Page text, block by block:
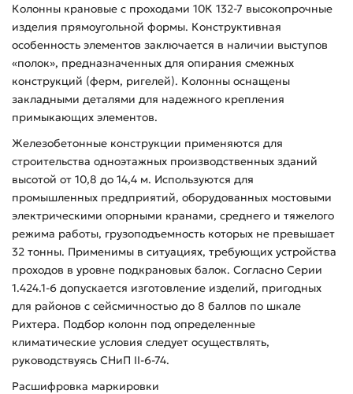
Колонны крановые с проходами 10К 132-7 высокопрочные
изделия прямоугольной формы. Конструктивная
особенность элементов заключается в наличии выступов
«полок», предназначенных для опирания смежных
конструкций (ферм, ригелей). Колонны оснащены
закладными деталями для надежного крепления
примыкающих элементов.
Железобетонные конструкции применяются для
строительства одноэтажных производственных зданий
высотой от 10,8 до 14,4 м. Используются для
промышленных предприятий, оборудованных мостовыми
электрическими опорными кранами, среднего и тяжелого
режима работы, грузоподъемность которых не превышает
32 тонны. Применимы в ситуациях, требующих устройства
проходов в уровне подкрановых балок. Согласно Серии
1.424.1-6 допускается изготовление изделий, пригодных
для районов с сейсмичностью до 8 баллов по шкале
Рихтера. Подбор колонн под определенные
климатические условия следует осуществлять,
руководствуясь СНиП II-6-74.
Расшифровка маркировки